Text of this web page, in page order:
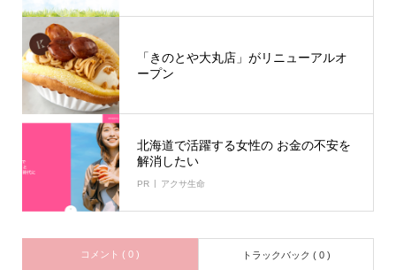
「きのとや大丸店」がリニューアルオ
ープン
北海道で活躍する女性の お金の不安を
解消したい
PR アクサ生命
コメント ( 0 ) トラックバック ( 0 )